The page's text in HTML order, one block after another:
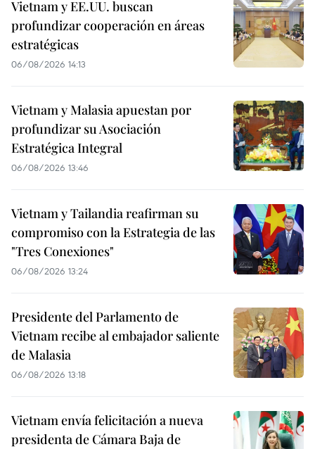
Vietnam y EE.UU. buscan
profundizar cooperación en áreas
estratégicas
06/08/2026 14:13
Vietnam y Malasia apuestan por
profundizar su Asociación
Estratégica Integral
06/08/2026 13:46
Vietnam y Tailandia reafirman su
compromiso con la Estrategia de las
"Tres Conexiones"
06/08/2026 13:24
Presidente del Parlamento de
Vietnam recibe al embajador saliente
de Malasia
06/08/2026 13:18
Vietnam envía felicitación a nueva
presidenta de Cámara Baja de